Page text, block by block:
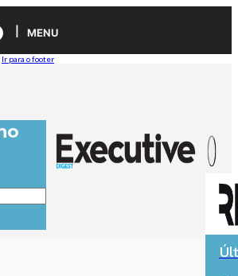
MENU
Ir para o footer